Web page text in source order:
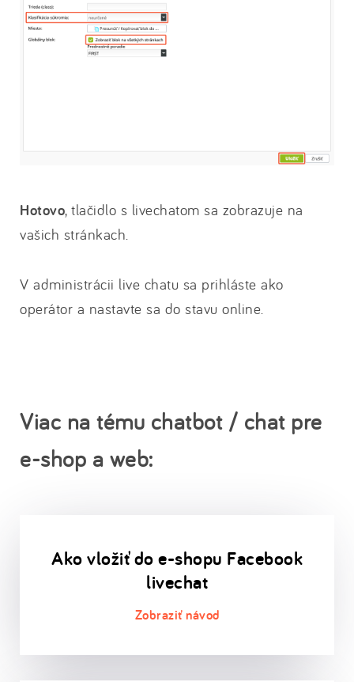
Hotovo, tlačidlo s livechatom sa zobrazuje na
vašich stránkach.
V administrácii live chatu sa prihláste ako
operátor a nastavte sa do stavu online.
Viac na tému chatbot / chat pre
e-shop a web:
Ako vložiť do e-shopu Facebook
livechat